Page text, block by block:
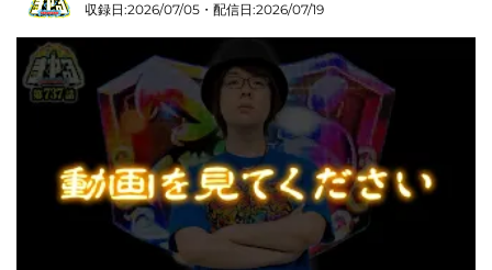
収録日:2026/07/05・配信日:2026/07/19